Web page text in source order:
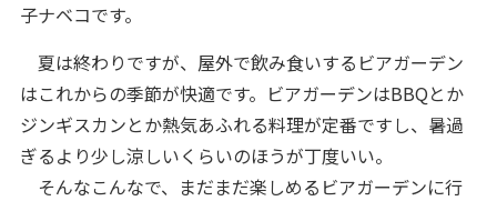
子ナベコです。
夏は終わりですが、屋外で飲み食いするビアガーデン
はこれからの季節が快適です。ビアガーデンはBBQとか
ジンギスカンとか熱気あふれる料理が定番ですし、暑過
ぎるより少し涼しいくらいのほうが丁度いい。
そんなこんなで、まだまだ楽しめるビアガーデンに行